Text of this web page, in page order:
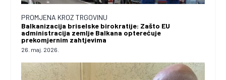
PROMJENA KROZ TRGOVINU
Balkanizacija briselske birokratije: Zašto EU
administracija zemlje Balkana opterećuje
prekomjernim zahtjevima
26. maj. 2026.